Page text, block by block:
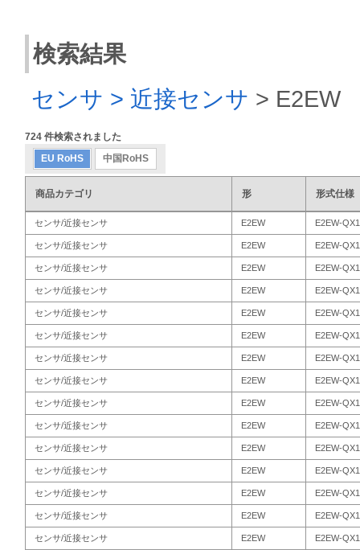
検索結果
センサ > 近接センサ > E2EW
724 件検索されました
EU RoHS
中国RoHS
商品カテゴリ 形 形式仕様
センサ/近接センサ E2EW E2EW-
センサ/近接センサ E2EW E2EW-
センサ/近接センサ E2EW E2EW-
センサ/近接センサ E2EW E2EW-
センサ/近接センサ E2EW E2EW-
センサ/近接センサ E2EW E2EW-
センサ/近接センサ E2EW E2EW-
センサ/近接センサ E2EW E2EW-
センサ/近接センサ E2EW E2EW-
センサ/近接センサ E2EW E2EW-
センサ/近接センサ E2EW E2EW-
センサ/近接センサ E2EW E2EW-
センサ/近接センサ E2EW E2EW-
センサ/近接センサ E2EW E2EW-
センサ/近接センサ E2EW E2EW-